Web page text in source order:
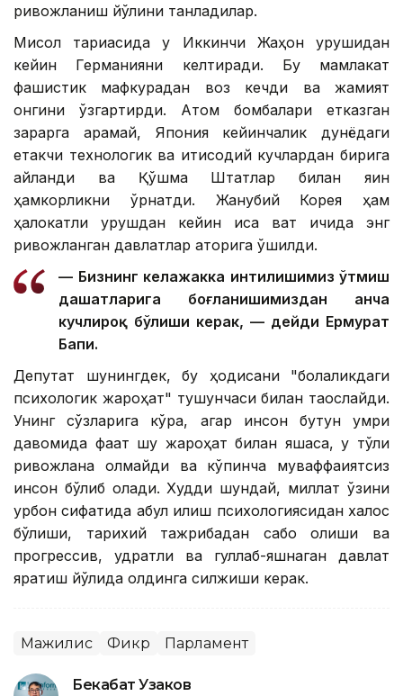
ривожланиш йўлини танладилар.
Мисол тариқасида у Иккинчи Жаҳон урушидан
кейин Германияни келтиради. Бу мамлакат
фашистик мафкурадан воз кечди ва жамият
онгини ўзгартирди. Атом бомбалари етказган
зарарга қарамай, Япония кейинчалик дунёдаги
етакчи технологик ва иқтисодий кучлардан бирига
айланди ва Қўшма Штатлар билан яқин
ҳамкорликни ўрнатди. Жанубий Корея ҳам
ҳалокатли урушдан кейин қисқа вақт ичида энг
ривожланган давлатлар қаторига қўшилди.
— Бизнинг келажакка интилишимиз ўтмиш
даҳшатларига боғланишимиздан анча
кучлироқ бўлиши керак, — дейди Ермурат
Бапи.
Депутат шунингдек, бу ҳодисани "болаликдаги
психологик жароҳат" тушунчаси билан таққослайди.
Унинг сўзларига кўра, агар инсон бутун умри
давомида фақат шу жароҳат билан яшаса, у тўлиқ
ривожлана олмайди ва кўпинча муваффақиятсиз
инсон бўлиб қолади. Худди шундай, миллат ўзини
қурбон сифатида қабул қилиш психологиясидан халос
бўлиши, тарихий тажрибадан сабоқ олиши ва
прогрессив, қудратли ва гуллаб-яшнаган давлат
яратиш йўлида олдинга силжиши керак.
Мажилис Фикр Парламент
Бекабат Узаков